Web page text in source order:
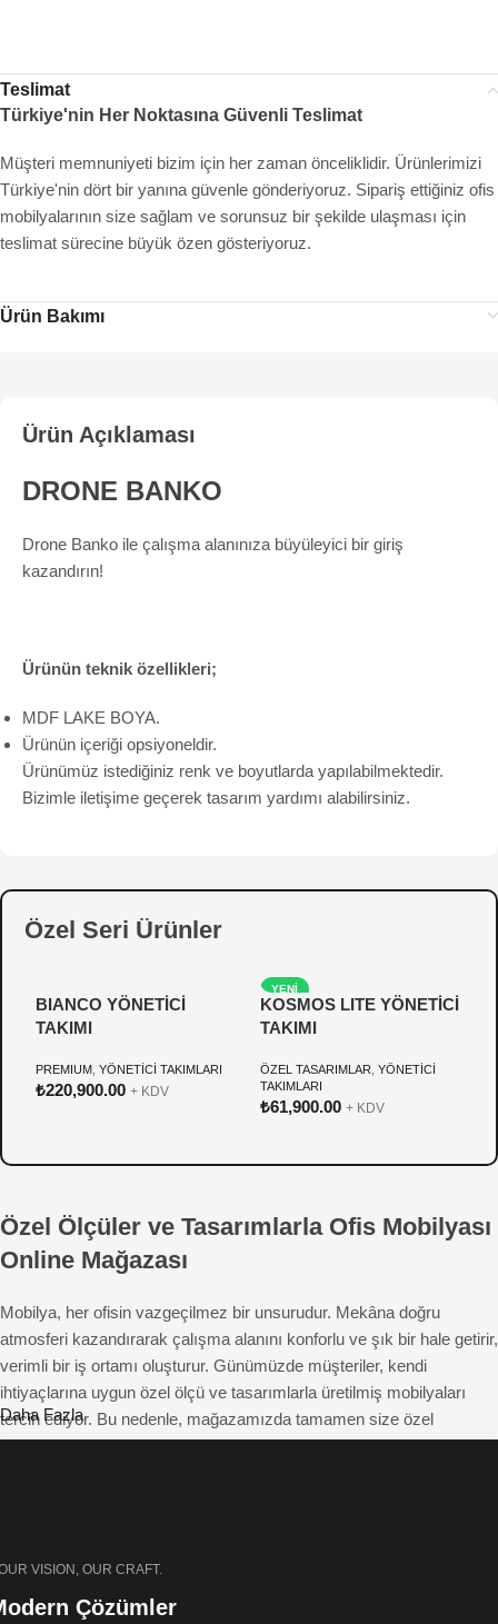
Teslimat
Türkiye'nin Her Noktasına Güvenli Teslimat
Müşteri memnuniyeti bizim için her zaman önceliklidir. Ürünlerimizi
Türkiye'nin dört bir yanına güvenle gönderiyoruz. Sipariş ettiğiniz ofis
mobilyalarının size sağlam ve sorunsuz bir şekilde ulaşması için
teslimat sürecine büyük özen gösteriyoruz.
Ürün Bakımı
Ürün Açıklaması
DRONE BANKO
Drone Banko ile çalışma alanınıza büyüleyici bir giriş
kazandırın!
Ürünün teknik özellikleri;
MDF LAKE BOYA.
Ürünün içeriği opsiyoneldir.
Ürünümüz istediğiniz renk ve boyutlarda yapılabilmektedir.
Bizimle iletişime geçerek tasarım yardımı alabilirsiniz.
Özel Seri Ürünler
BIANCO YÖNETİCİ
TAKIMI
PREMIUM YÖNETİCİ TAKIMLARI
₺220,900.00 + KDV
YENI
KOSMOS LITE YÖNETİCİ
TAKIMI
ÖZEL TASARIMLAR YÖNETİCİ
TAKIMLARI
₺61,900.00 + KDV
Özel Ölçüler ve Tasarımlarla Ofis Mobilyası
Online Mağazası
Mobilya, her ofisin vazgeçilmez bir unsurudur. Mekâna doğru
atmosferi kazandırarak çalışma alanını konforlu ve şık bir hale getirir,
verimli bir iş ortamı oluşturur. Günümüzde müşteriler, kendi
ihtiyaçlarına uygun özel ölçü ve tasarımlarla üretilmiş mobilyaları
tercih ediyor. Bu nedenle, mağazamızda tamamen size özel
çözümler sunuyoruz. Beğendiğiniz mobilyayı fotoğraflar üzerinden
Pinterest Tarzı Ofis Mobilyaları: Özel
Ölçülerde ve Tasarımlarda Üretim
Daha Fazla
VISION, OUR CRAFT.
Çözümler